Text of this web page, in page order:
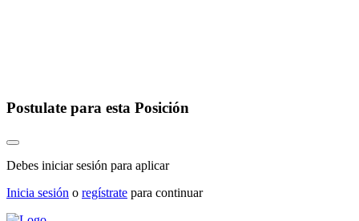
Postulate para esta Posición
Debes iniciar sesión para aplicar
Inicia sesión o regístrate para continuar